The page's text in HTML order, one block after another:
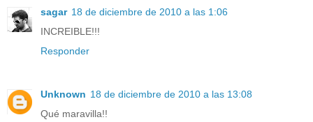
sagar 18 de diciembre de 2010 a las 1:06
INCREIBLE!!!
Responder
Unknown 18 de diciembre de 2010 a las 13:08
Qué maravilla!!